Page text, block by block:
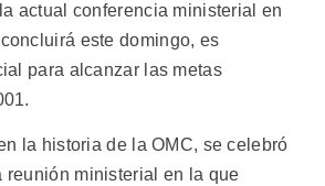
actual conferencia ministerial en
este domingo, es
para alcanzar las metas
la historia de la OMC, se celebró
reunión ministerial en la que